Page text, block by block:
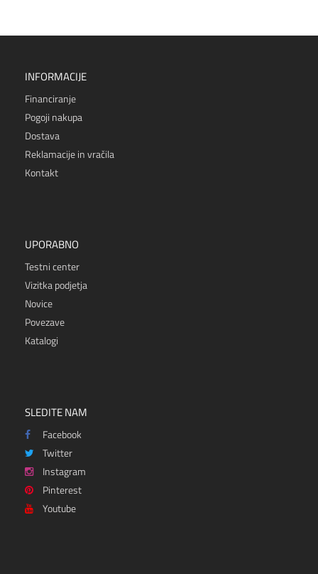
INFORMACIJE
Financiranje
Pogoji nakupa
Dostava
Reklamacije in vračila
Kontakt
UPORABNO
Testni center
Vizitka podjetja
Novice
Povezave
Katalogi
SLEDITE NAM
Facebook
Twitter
Instagram
Pinterest
Youtube